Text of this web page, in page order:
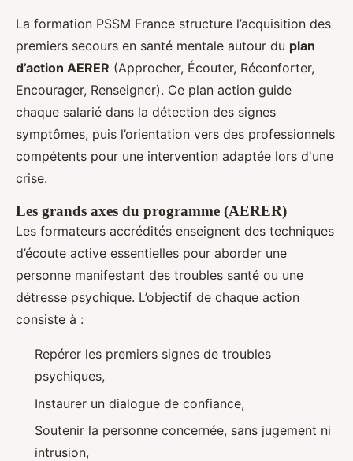
La formation PSSM France structure l’acquisition des
premiers secours en santé mentale autour du plan
d’action AERER (Approcher, Écouter, Réconforter,
Encourager, Renseigner). Ce plan action guide
chaque salarié dans la détection des signes
symptômes, puis l’orientation vers des professionnels
compétents pour une intervention adaptée lors d'une
crise.
Les grands axes du programme (AERER)
Les formateurs accrédités enseignent des techniques
d’écoute active essentielles pour aborder une
personne manifestant des troubles santé ou une
détresse psychique. L’objectif de chaque action
consiste à :
Repérer les premiers signes de troubles
psychiques,
Instaurer un dialogue de confiance,
Soutenir la personne concernée, sans jugement ni
intrusion,